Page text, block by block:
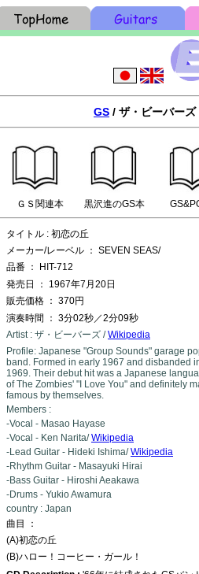
GS / ザ・ビーバー
ＧＳ関連本 黒沢進のGS本
タイトル : 初恋の丘
メーカー/レーベル ： SEVEN SEAS/
品番 ： HIT-712
発売日 ： 1967年7月20日
販売価格 ： 370円
演奏時間 ： 3分02秒／2分09秒
Artist : ザ・ビーバーズ /Wikipedia
Profile: Japanese "Group Sounds" garage
band. Formed in early 1967 and disbanded
1969. Their debut hit was a Japanese
of The Zombies' "I Love You" and definitely
famous by themselves.
Members :
-Vocal - Masao Hayase
-Vocal - Ken Narita/Wikipedia
-Lead Guitar - Hideki Ishima/Wikipedia
-Rhythm Guitar - Masayuki Hirai
-Bass Guitar - Hiroshi Aeakawa
-Drums - Yukio Awamura
country : Japan
曲目 ：
(A)初恋の丘
(B)ハロー！コーヒー・ガール！